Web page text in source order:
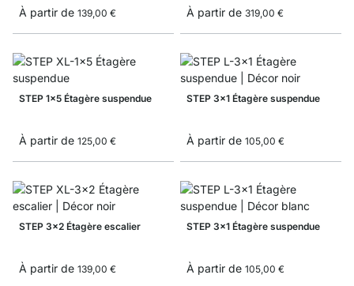
À partir de 139,00 € À partir de 319,00 €
STEP 1x5 Étagère suspendue
À partir de 125,00 €
STEP 3x1 Étagère suspendue
À partir de 105,00 €
STEP 3x2 Étagère escalier
À partir de 139,00 €
STEP 3x1 Étagère suspendue
À partir de 105,00 €